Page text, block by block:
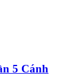
5 Cánh